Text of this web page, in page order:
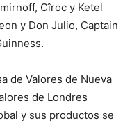
Cîroc y Ketel
y Don Julio, Captain
de Valores de Nueva
de Londres
y sus productos se